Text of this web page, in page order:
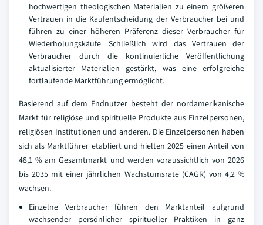
hochwertigen theologischen Materialien zu einem größeren
Vertrauen in die Kaufentscheidung der Verbraucher bei und
führen zu einer höheren Präferenz dieser Verbraucher für
Wiederholungskäufe. Schließlich wird das Vertrauen der
Verbraucher durch die kontinuierliche Veröffentlichung
aktualisierter Materialien gestärkt, was eine erfolgreiche
fortlaufende Marktführung ermöglicht.
Basierend auf dem Endnutzer besteht der nordamerikanische
Markt für religiöse und spirituelle Produkte aus Einzelpersonen,
religiösen Institutionen und anderen. Die Einzelpersonen haben
sich als Marktführer etabliert und hielten 2025 einen Anteil von
48,1 % am Gesamtmarkt und werden voraussichtlich von 2026
bis 2035 mit einer jährlichen Wachstumsrate (CAGR) von 4,2 %
wachsen.
Einzelne Verbraucher führen den Marktanteil aufgrund
wachsender persönlicher spiritueller Praktiken in ganz